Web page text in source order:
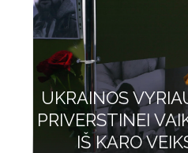
UKRAINOS
PRIVERSTINEI
IŠ KARO